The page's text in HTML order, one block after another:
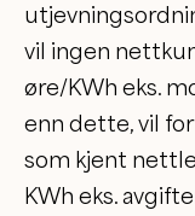
vil ingen
øre/KWh eks.
enn dette, vil
som kjent
KWh eks.